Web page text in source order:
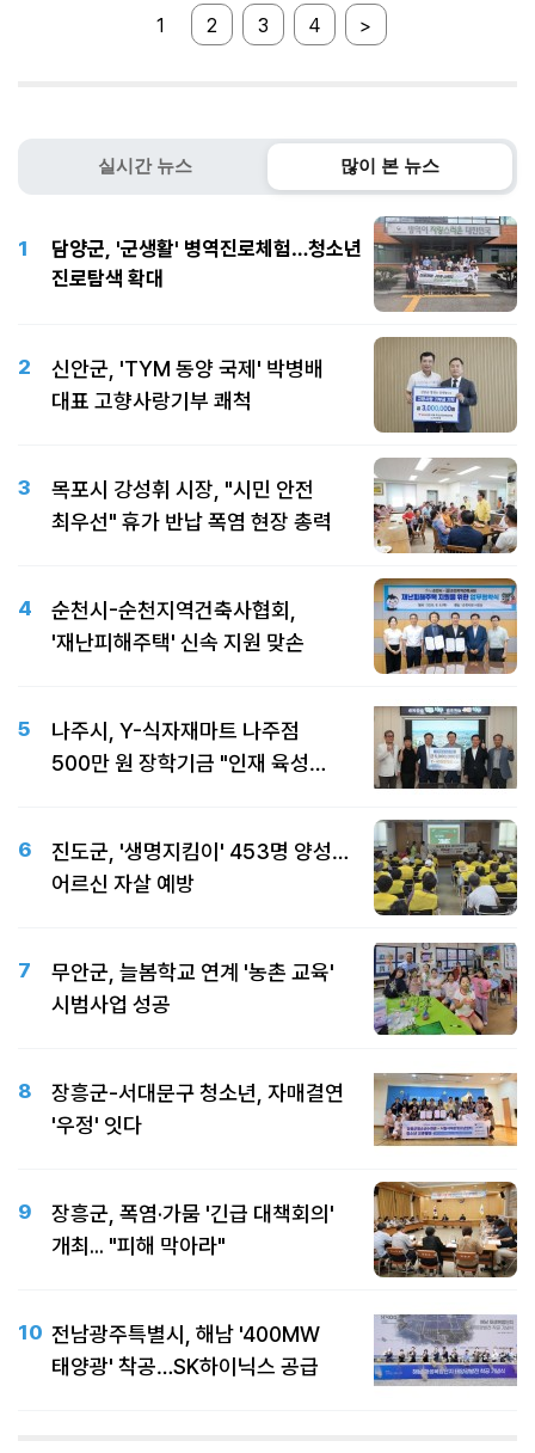
1 2 3 4 >
실시간 뉴스 많이 본 뉴스
1
담양군, '군생활' 병역진로체험…청소년
진로탐색 확대
2
신안군, 'TYM 동양 국제' 박병배
대표 고향사랑기부 쾌척
3
목포시 강성휘 시장, "시민 안전
최우선" 휴가 반납 폭염 현장 총력
4
순천시-순천지역건축사협회,
'재난피해주택' 신속 지원 맞손
5
나주시, Y-식자재마트 나주점
500만 원 장학기금 "인재 육성
6
진도군, '생명지킴이' 453명 양성…
어르신 자살 예방
7
무안군, 늘봄학교 연계 '농촌 교육'
시범사업 성공
8
장흥군-서대문구 청소년, 자매결연
'우정' 잇다
9
장흥군, 폭염·가뭄 '긴급 대책회의'
개최... "피해 막아라"
10 전남광주특별시, 해남 '400MW
태양광' 착공…SK하이닉스 공급